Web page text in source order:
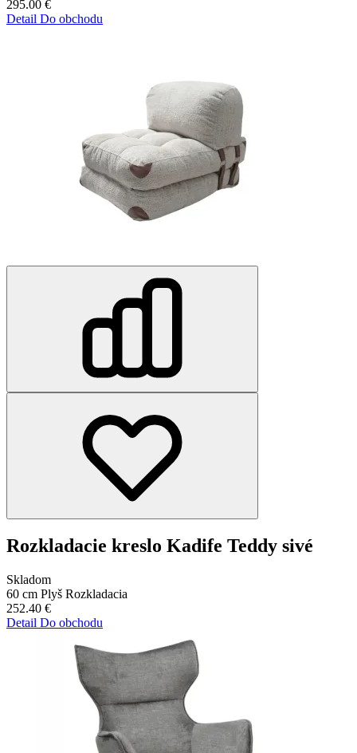
295.00 €
Detail Do obchodu
Rozkladacie kreslo Kadife Teddy sivé
Skladom
60 cm Plyš Rozkladacia
252.40 €
Detail Do obchodu